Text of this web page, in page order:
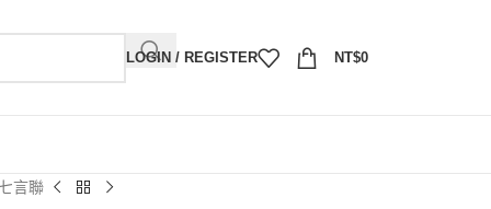
LOGIN / REGISTER NT$0
言聯